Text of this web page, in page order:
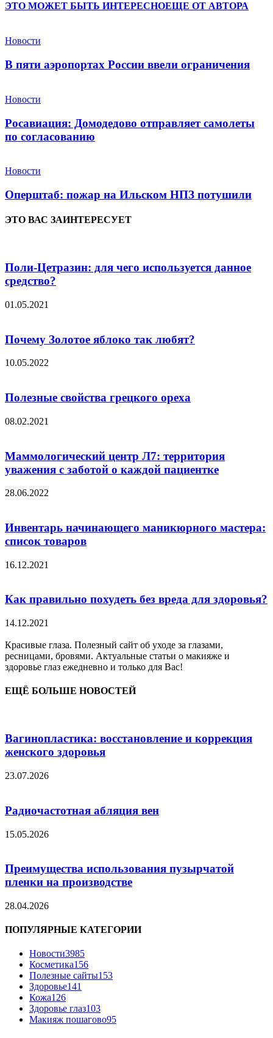
ЭТО МОЖЕТ БЫТЬ ИНТЕРЕСНОЕЩЕ ОТ АВТОРА
Новости
В пяти аэропортах России ввели ограничения
Новости
Росавиация: Домодедово отправляет самолеты
по согласованию
Новости
Оперштаб: пожар на Ильском НПЗ потушили
ЭТО ВАС ЗАИНТЕРЕСУЕТ
Поли-Цетразин: для чего используется данное
средство?
01.05.2021
Почему Золотое яблоко так любят?
10.05.2022
Полезные свойства грецкого ореха
08.02.2021
Маммологический центр Л7: территория
уважения с заботой о каждой пациентке
28.06.2022
Инвентарь начинающего маникюрного мастера:
список товаров
16.12.2021
Как правильно похудеть без вреда для здоровья?
14.12.2021
Красивые глаза. Полезный сайт об уходе за глазами,
ресницами, бровями. Актуальные статьи о макияже и
здоровье глаз ежедневно и только для Вас!
ЕЩЁ БОЛЬШЕ НОВОСТЕЙ
Вагинопластика: восстановление и коррекция
женского здоровья
23.07.2026
Радиочастотная абляция вен
15.05.2026
Преимущества использования пузырчатой
пленки на производстве
28.04.2026
ПОПУЛЯРНЫЕ КАТЕГОРИИ
Новости3985
Косметика156
Полезные сайты153
Здоровье141
Кожа126
Здоровье глаз103
Макияж пошагово95